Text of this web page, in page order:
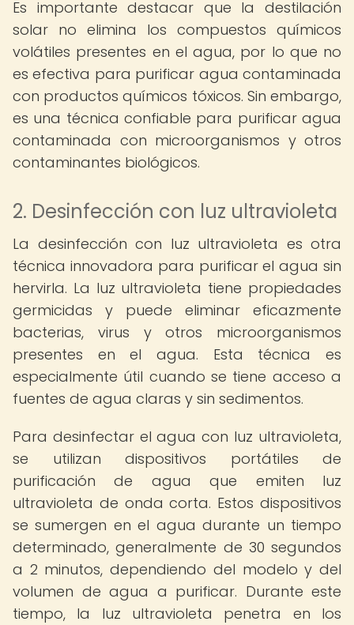
Es importante destacar que la destilación
solar no elimina los compuestos químicos
volátiles presentes en el agua, por lo que no
es efectiva para purificar agua contaminada
con productos químicos tóxicos. Sin embargo,
es una técnica confiable para purificar agua
contaminada con microorganismos y otros
contaminantes biológicos.
2. Desinfección con luz ultravioleta
La desinfección con luz ultravioleta es otra
técnica innovadora para purificar el agua sin
hervirla. La luz ultravioleta tiene propiedades
germicidas y puede eliminar eficazmente
bacterias, virus y otros microorganismos
presentes en el agua. Esta técnica es
especialmente útil cuando se tiene acceso a
fuentes de agua claras y sin sedimentos.
Para desinfectar el agua con luz ultravioleta,
se utilizan dispositivos portátiles de
purificación de agua que emiten luz
ultravioleta de onda corta. Estos dispositivos
se sumergen en el agua durante un tiempo
determinado, generalmente de 30 segundos
a 2 minutos, dependiendo del modelo y del
volumen de agua a purificar. Durante este
tiempo, la luz ultravioleta penetra en los